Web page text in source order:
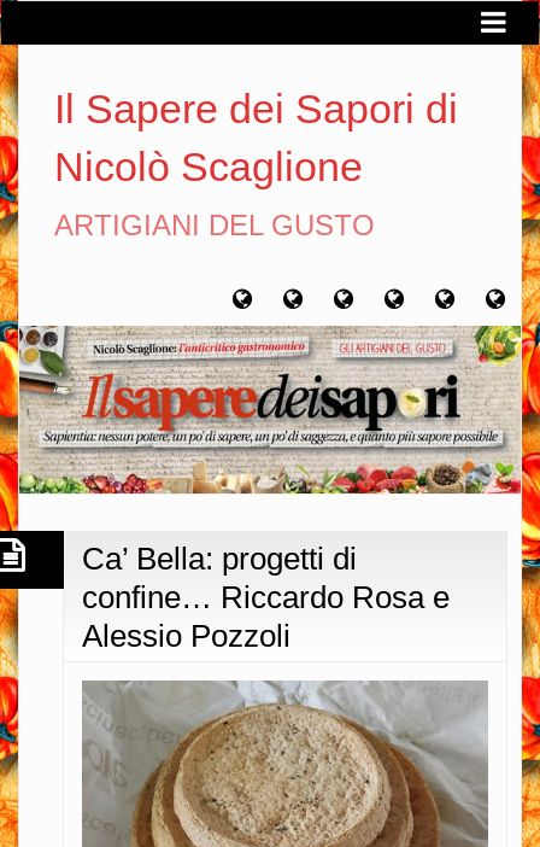
Il Sapere dei Sapori di
Nicolò Scaglione
ARTIGIANI DEL GUSTO
Home Chi
sono
Artigiani
del
gusto
Viaggi
del
gusto
Filosofia
del
gusto
Ca’ Bella: progetti di
confine… Riccardo Rosa e
Alessio Pozzoli